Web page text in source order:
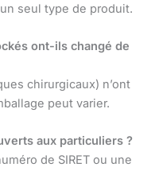
seul type de produit.
ont-ils changé de
chirurgicaux) n’ont
peut varier.
aux particuliers ?
de SIRET ou une